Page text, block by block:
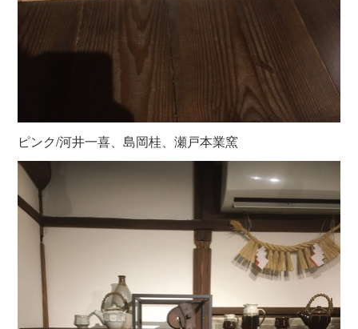
ピンク/河井一喜、島岡桂、瀬戸本業窯